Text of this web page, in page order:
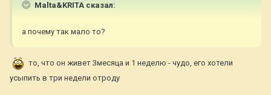
Malta&KRITA сказал:
а почему так мало то?
то, что он живет 3месяца и 1 неделю - чудо, его хотели
усыпить в три недели отроду